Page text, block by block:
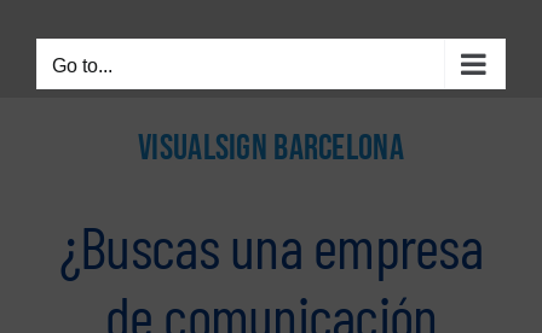
Go to...
VISUALSIGN BARCELONA
¿Buscas una empresa
de comunicación